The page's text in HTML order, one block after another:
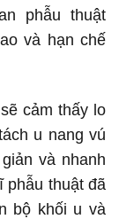
phẫu thuật
và hạn chế
cảm thấy lo
u nang vú
và nhanh
phẫu thuật đã
bộ khối u và